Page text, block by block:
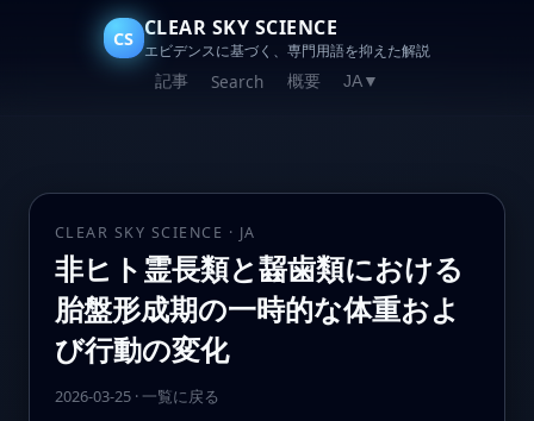
CS CLEAR SKY SCIENCE
エビデンスに基づく、専門用語を抑えた解説
記事 Search 概要 JA▼
CLEAR SKY SCIENCE · JA
非ヒト霊長類と齧歯類における
胎盤形成期の一時的な体重およ
び行動の変化
2026-03-25· 一覧に戻る